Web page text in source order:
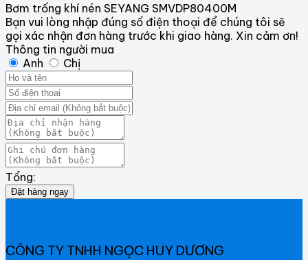
Bơm trống khí nén SEYANG SMVDP80400M
Bạn vui lòng nhập đúng số điện thoại để chúng tôi sẽ
gọi xác nhận đơn hàng trước khi giao hàng. Xin cảm ơn!
Thông tin người mua
Anh
Chị
Tổng:
Đặt hàng ngay
CÔNG TY TNHH NGỌC HUY DƯƠNG